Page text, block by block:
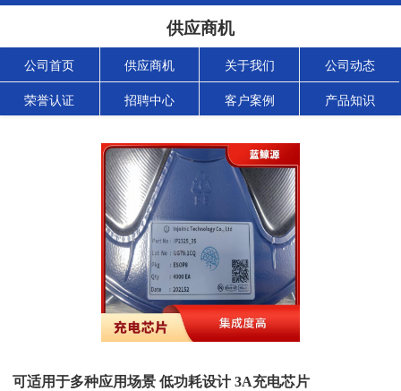
供应商机
公司首页 供应商机 关于我们 公司动态
荣誉认证 招聘中心 客户案例 产品知识
可适用于多种应用场景 低功耗设计 3A充电芯片